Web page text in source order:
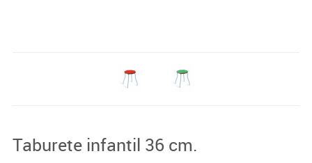
Taburete infantil 36 cm.